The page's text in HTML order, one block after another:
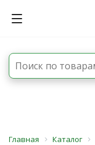
Главная Каталог